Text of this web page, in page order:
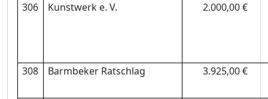
306 Kunstwerk e. V. 2.000,00 €
308 Barmbeker Ratschlag 3.925,00 €